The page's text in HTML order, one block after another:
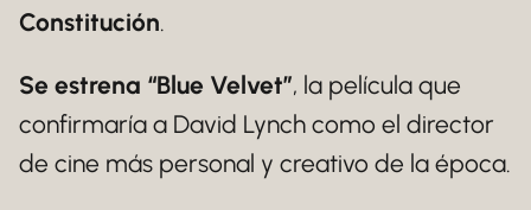
Constitución.
Se estrena “Blue Velvet”, la película que
confirmaría a David Lynch como el director
de cine más personal y creativo de la época.